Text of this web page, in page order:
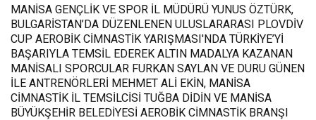
MANİSA GENÇLİK VE SPOR İL MÜDÜRÜ YUNUS ÖZTÜRK,
BULGARİSTAN’DA DÜZENLENEN ULUSLARARASI PLOVDİV
CUP AEROBİK CİMNASTİK YARIŞMASI'NDA TÜRKİYE’Yİ
BAŞARIYLA TEMSİL EDEREK ALTIN MADALYA KAZANAN
MANİSALI SPORCULAR FURKAN SAYLAN VE DURU GÜNEN
İLE ANTRENÖRLERİ MEHMET ALİ EKİN, MANİSA
CİMNASTİK İL TEMSİLCİSİ TUĞBA DİDİN VE MANİSA
BÜYÜKŞEHİR BELEDİYESİ AEROBİK CİMNASTİK BRANŞI